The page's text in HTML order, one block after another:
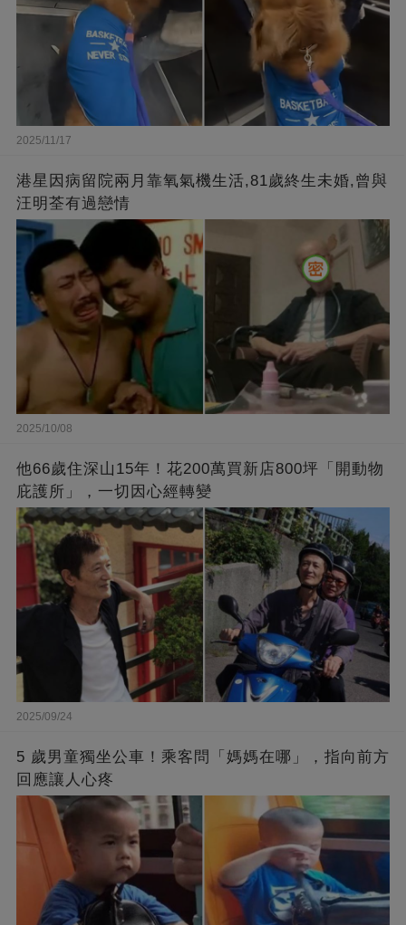
2025/11/17
港星因病留院兩月靠氧氣機生活,81歲終生未婚,曾與
汪明荃有過戀情
2025/10/08
他66歲住深山15年！花200萬買新店800坪「開動物
庇護所」，一切因心經轉變
2025/09/24
5 歲男童獨坐公車！乘客問「媽媽在哪」，指向前方
回應讓人心疼